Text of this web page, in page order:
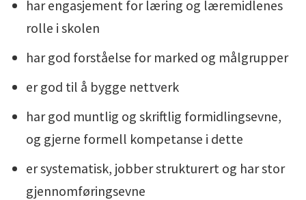
har engasjement for læring og læremidlenes
rolle i skolen
har god forståelse for marked og målgrupper
er god til å bygge nettverk
har god muntlig og skriftlig formidlingsevne,
og gjerne formell kompetanse i dette
er systematisk, jobber strukturert og har stor
gjennomføringsevne